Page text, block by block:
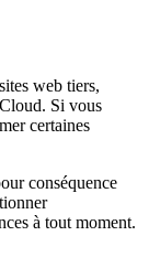
web tiers,
Si vous
certaines
conséquence
à tout moment.